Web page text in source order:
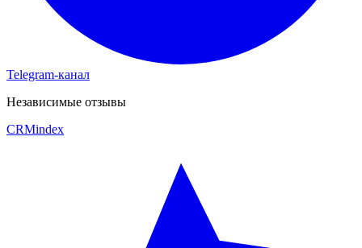
Telegram-канал
Независимые отзывы
CRMindex